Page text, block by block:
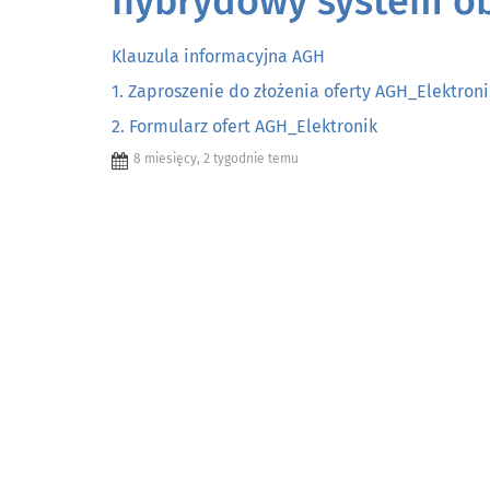
Klauzula informacyjna AGH
1. Zaproszenie do złożenia oferty
2. Formularz ofert AGH_Elektronik
8 miesięcy, 2 tygodnie temu